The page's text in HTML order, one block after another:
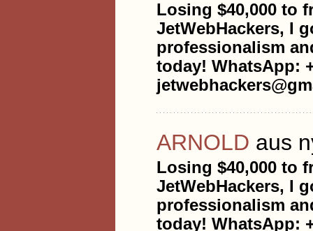
Losing $40,000 to
JetWebHackers, I
professionalism
today! WhatsApp:
ARNOLD aus
Losing $40,000 to
JetWebHackers, I
professionalism
today! WhatsApp: